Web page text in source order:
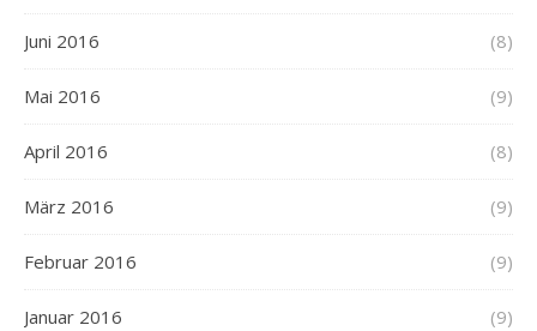
Juni 2016 (8)
Mai 2016 (9)
April 2016 (8)
März 2016 (9)
Februar 2016 (9)
Januar 2016 (9)